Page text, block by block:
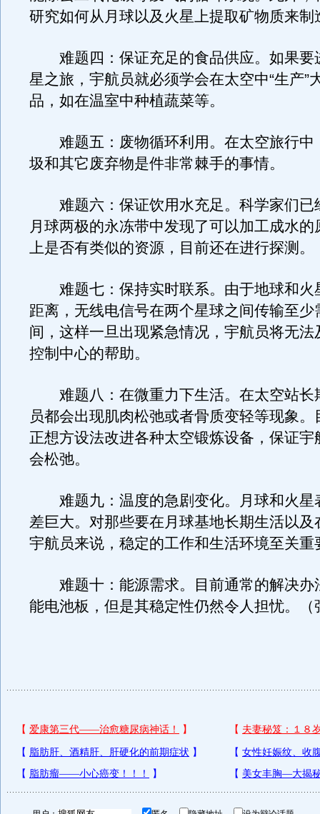
研究如何从月球以及火星上提取矿物质来制
难题四：保证充足的食品供应。如果要
星之旅，宇航员就必须学会在太空中“生产”
品，如在温室中种植蔬菜等。
难题五：废物循环利用。在太空旅行中
圾和其它废弃物是件非常棘手的事情。
难题六：保证饮用水充足。科学家们已
月球两极的永冻带中发现了可以加工成水的
上是否有类似的资源，目前还在进行探测。
难题七：保持实时联系。由于地球和火
距离，无线电信号在两个星球之间传输至少
间，这样一旦出现紧急情况，宇航员将无法
控制中心的帮助。
难题八：在微重力下生活。在太空站长
员都会出现肌肉松弛或者骨质变轻等现象。
正想方设法改进各种太空锻炼设备，保证宇
会松弛。
难题九：温度的急剧变化。月球和火星
差巨大。对那些要在月球基地长期生活以及
宇航员来说，稳定的工作和生活环境至关重
难题十：能源需求。目前通常的解决办
能电池板，但是其稳定性仍然令人担忧。（